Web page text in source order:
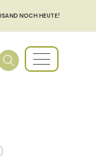
NOCH HEUTE!